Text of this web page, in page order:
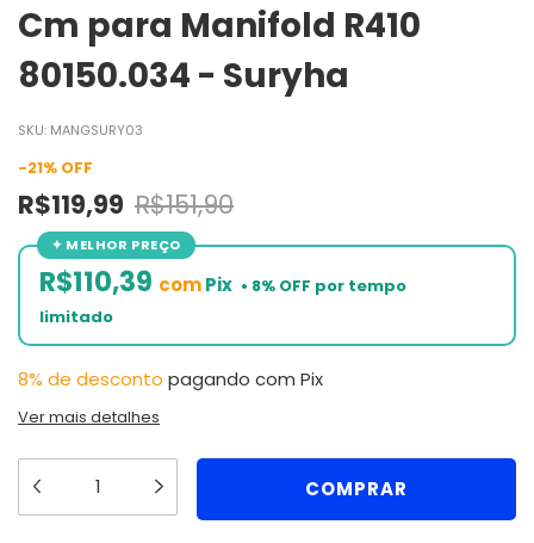
Cm para Manifold R410
80150.034 - Suryha
SKU: MANGSURY03
-21% OFF
R$119,99 R$151,90
R$110,39 comPix
8% de desconto pagando com Pix
Ver mais detalhes